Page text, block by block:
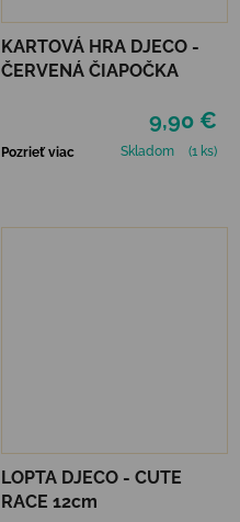
KARTOVÁ HRA DJECO -
ČERVENÁ ČIAPOČKA
9,90 €
Pozrieť viac Skladom (1 ks)
LOPTA DJECO - CUTE
RACE 12cm